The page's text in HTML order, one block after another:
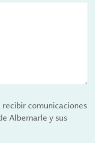
comunicaciones
Albemarle y sus